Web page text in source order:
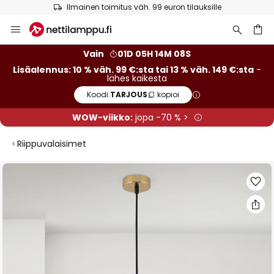
Ilmainen toimitus väh. 99 euron tilauksille
to
Vain
01D 05H 14M 07S
Lisäalennus: 10 % väh. 99 €:sta tai 13 % väh. 149 €:sta -
lähes kaikesta
Koodi:TARJOUS kopioi
WOW-viikko:jopa -70 % >
Riippuvalaisimet
Skip